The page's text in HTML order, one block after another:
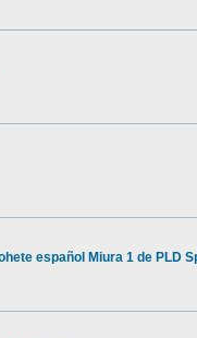
español Miura 1 de PLD